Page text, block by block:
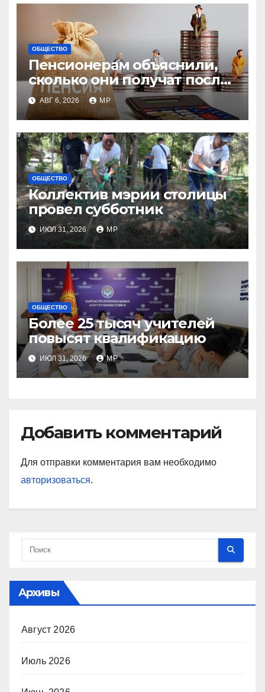
ОБЩЕСТВО
Пенсионерам объяснили,
сколько они получат после
индексации
АВГ 6, 2026 MP
ОБЩЕСТВО
Коллектив мэрии столицы
провел субботник
ИЮЛ 31, 2026 MP
ОБЩЕСТВО
Более 25 тысяч учителей
повысят квалификацию
ИЮЛ 31, 2026 MP
Добавить комментарий
Для отправки комментария вам необходимо
авторизоваться.
Архивы
Август 2026
Июль 2026